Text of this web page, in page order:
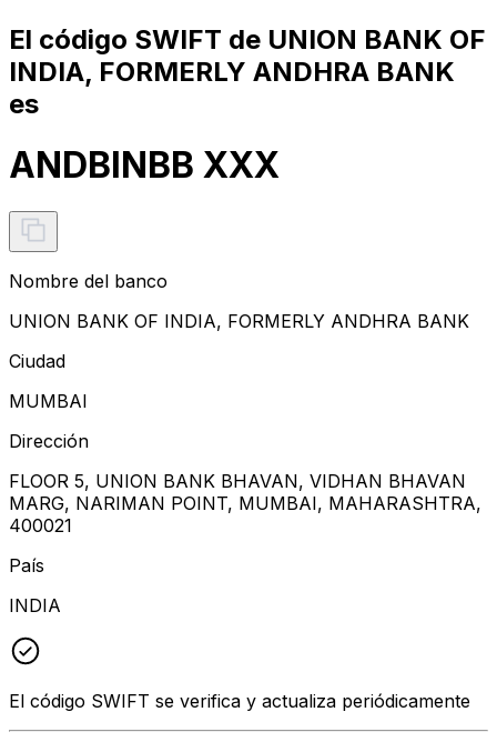
El código SWIFT de UNION BANK OF
INDIA, FORMERLY ANDHRA BANK
es
ANDBINBB XXX
Nombre del banco
UNION BANK OF INDIA, FORMERLY ANDHRA BANK
Ciudad
MUMBAI
Dirección
FLOOR 5, UNION BANK BHAVAN, VIDHAN BHAVAN
MARG, NARIMAN POINT, MUMBAI, MAHARASHTRA,
400021
País
INDIA
El código SWIFT se verifica y actualiza periódicamente